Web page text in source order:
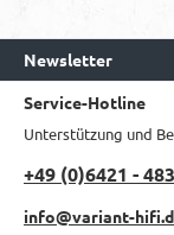
Newsletter
Service-Hotline
Unterstützung und
+49 (0)6421 -
info@variant-